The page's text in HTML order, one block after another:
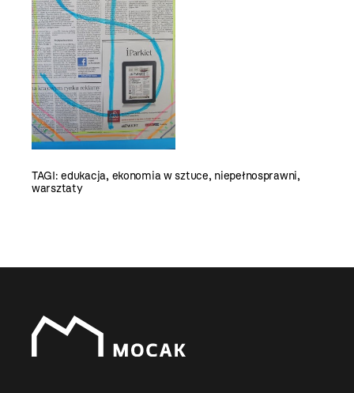
TAGI:edukacja, ekonomia w sztuce, niepełnosprawni,
warsztaty